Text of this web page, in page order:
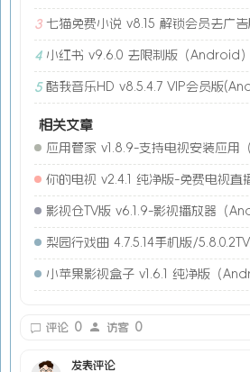
3 七猫免费小说 v8.15 解锁会员去广
4 小红书 v9.6.0 去限制版（Android）
5 酷我音乐HD v8.5.4.7 VIP会员版
相关文章
应用管家 v1.8.9-支持电视安装应用
你的电视 v2.4.1 纯净版-免费电视直
影视仓TV版 v6.1.9-影视播放器（
梨园行戏曲 4.7.5.14手机版/5.8.0.2TV版 解
小苹果影视盒子 v1.6.1 纯净版（
评论 0 访客 0
发表评论